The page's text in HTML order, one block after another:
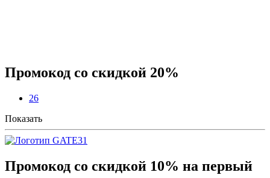
Промокод со скидкой 20%
26
Показать
Промокод со скидкой 10% на первый